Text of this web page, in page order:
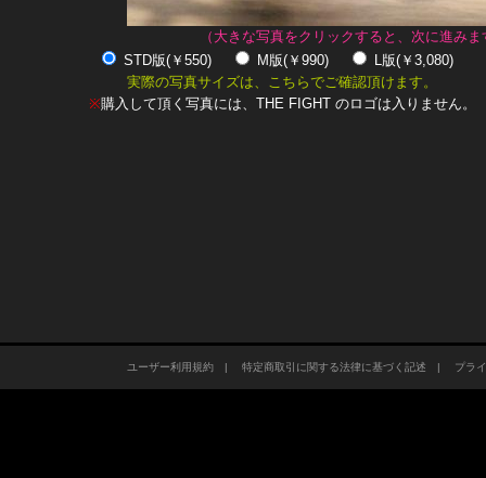
（大きな写真をクリックすると、次に進みま
STD版(￥550)
M版(￥990)
L版(￥3,080)
実際の写真サイズは、こちらでご確認頂けます。
※購入して頂く写真には、THE FIGHT のロゴは入りません。
ユーザー利用規約| 特定商取引に関する法律に基づく記述 | プラ